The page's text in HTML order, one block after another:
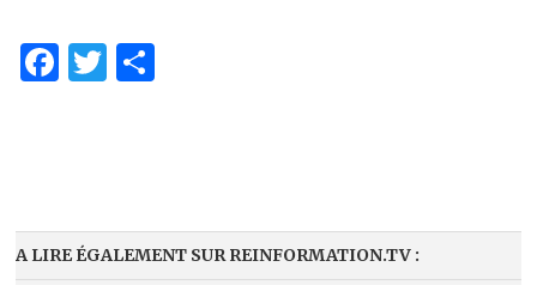
Facebook
Twitter
A LIRE ÉGALEMENT SUR REINFORMATION.TV :